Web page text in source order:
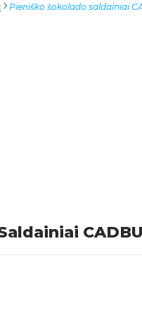
Pieniško šokolado saldainiai